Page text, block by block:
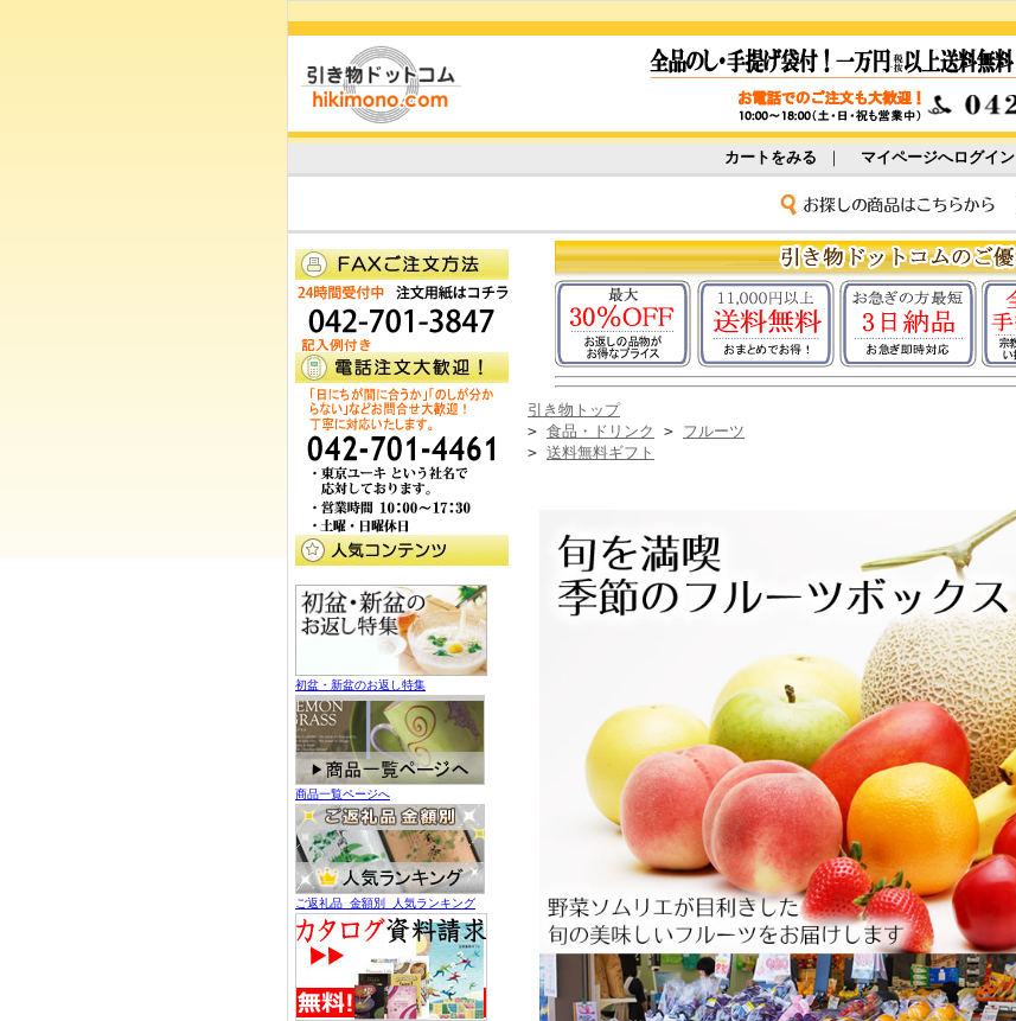
カートをみる ｜ マイページへログイン
初盆・新盆のお返し特集
商品一覧ページへ
ご返礼品 金額別 人気ランキング
引き物トップ
> 食品・ドリンク > フルーツ
> 送料無料ギフト